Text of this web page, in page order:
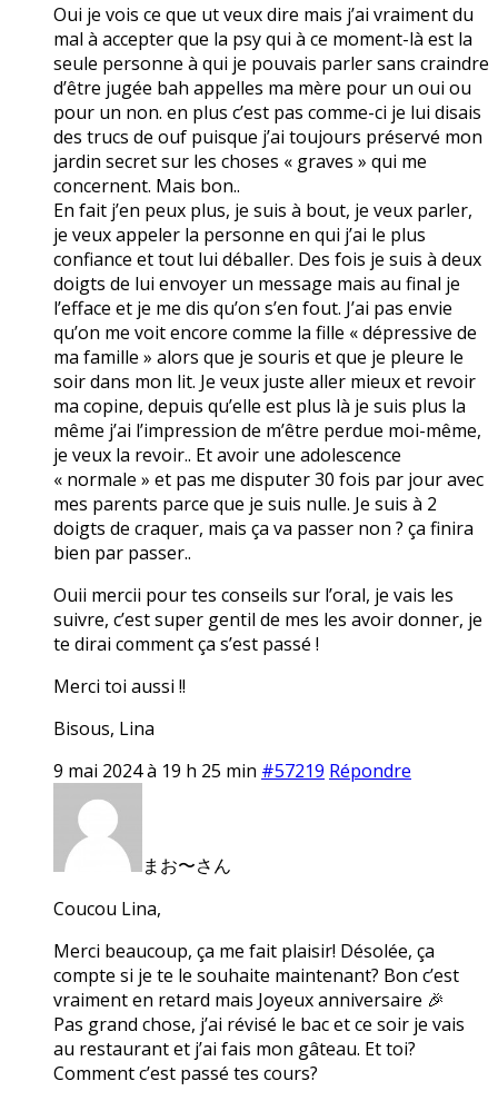
Oui je vois ce que ut veux dire mais j’ai vraiment du
mal à accepter que la psy qui à ce moment-là est la
seule personne à qui je pouvais parler sans craindre
d’être jugée bah appelles ma mère pour un oui ou
pour un non. en plus c’est pas comme-ci je lui disais
des trucs de ouf puisque j’ai toujours préservé mon
jardin secret sur les choses « graves » qui me
concernent. Mais bon..
En fait j’en peux plus, je suis à bout, je veux parler,
je veux appeler la personne en qui j’ai le plus
confiance et tout lui déballer. Des fois je suis à deux
doigts de lui envoyer un message mais au final je
l’efface et je me dis qu’on s’en fout. J’ai pas envie
qu’on me voit encore comme la fille « dépressive de
ma famille » alors que je souris et que je pleure le
soir dans mon lit. Je veux juste aller mieux et revoir
ma copine, depuis qu’elle est plus là je suis plus la
même j’ai l’impression de m’être perdue moi-même,
je veux la revoir.. Et avoir une adolescence
« normale » et pas me disputer 30 fois par jour avec
mes parents parce que je suis nulle. Je suis à 2
doigts de craquer, mais ça va passer non ? ça finira
bien par passer..
Ouii mercii pour tes conseils sur l’oral, je vais les
suivre, c’est super gentil de mes les avoir donner, je
te dirai comment ça s’est passé !
Merci toi aussi !!
Bisous, Lina
9 mai 2024 à 19 h 25 min #57219 Répondre
まお〜さん
Coucou Lina,
Merci beaucoup, ça me fait plaisir! Désolée, ça
compte si je te le souhaite maintenant? Bon c’est
vraiment en retard mais Joyeux anniversaire 🎉
Pas grand chose, j’ai révisé le bac et ce soir je vais
au restaurant et j’ai fais mon gâteau. Et toi?
Comment c’est passé tes cours?